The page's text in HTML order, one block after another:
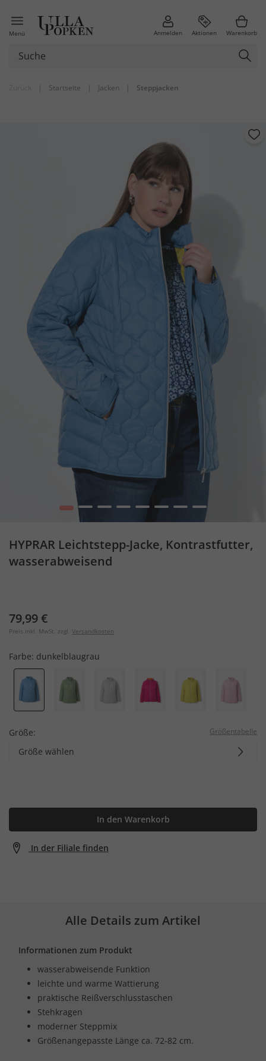
Menü Anmelden Aktionen Warenkorb
| Startseite | Jacken | Steppjacken
1 2 3 4 5 6 7 8
HYPRAR Leichtstepp-Jacke, Kontrastfutter,
wasserabweisend
79,99 €
Preis inkl. MwSt. zzgl. Versandkosten
Farbe: dunkelblaugrau
Größe: Größentabelle
Größe wählen
In den Warenkorb
In der Filiale finden
Alle Details zum Artikel
Informationen zum Produkt
wasserabweisende Funktion
leichte und warme Wattierung
praktische Reißverschlusstaschen
Stehkragen
moderner Steppmix
Größenangepasste Länge ca. 72-82 cm.